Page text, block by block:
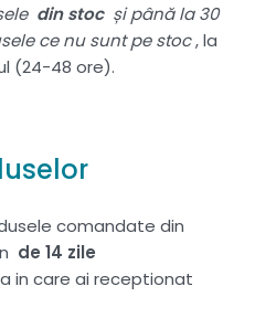
din stocși până la 30
ce nu sunt pe stoc, la
(24-48 ore).
comandate din
de 14 zile
in care ai receptionat